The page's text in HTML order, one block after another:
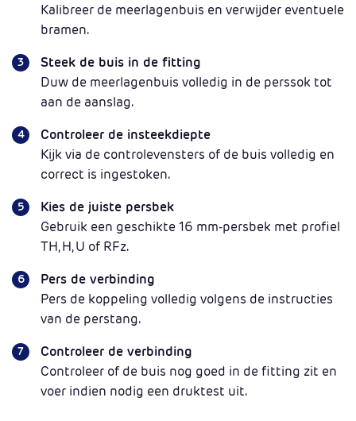
Kalibreer de meerlagenbuis en verwijder eventuele
bramen.
Steek de buis in de fitting
Duw de meerlagenbuis volledig in de perssok tot
aan de aanslag.
Controleer de insteekdiepte
Kijk via de controlevensters of de buis volledig en
correct is ingestoken.
Kies de juiste persbek
Gebruik een geschikte 16 mm-persbek met profiel
TH, H, U of RFz.
Pers de verbinding
Pers de koppeling volledig volgens de instructies
van de perstang.
Controleer de verbinding
Controleer of de buis nog goed in de fitting zit en
voer indien nodig een druktest uit.